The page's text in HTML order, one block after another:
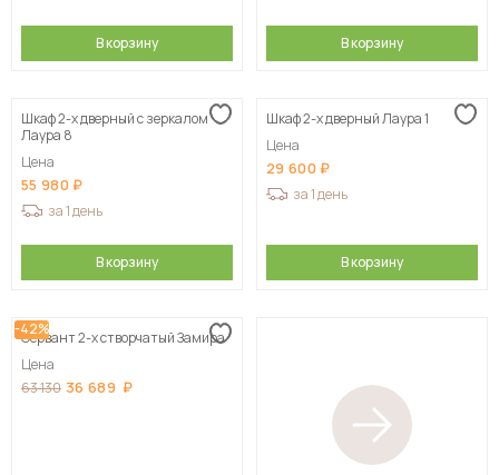
В корзину В корзину
Шкаф 2-х дверный с зеркалом
Лаура 8
Цена
55 980
за 1 день
В корзину
Шкаф 2-х дверный Лаура 1
Цена
29 600
за 1 день
В корзину
-42%
Сервант 2-х створчатый Замира
Цена
63 130 36 689